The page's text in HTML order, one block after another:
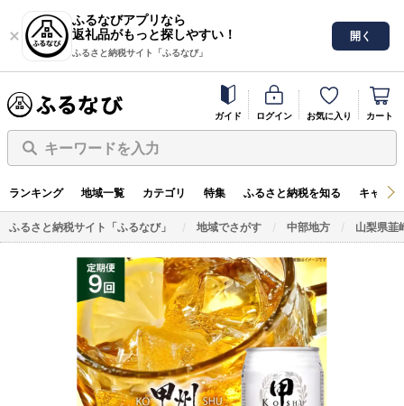
ふるなびアプリなら
返礼品がもっと探しやすい！
ふるさと納税サイト「ふるなび」
開く
ガイド ログイン お気に入り カート
キーワードを入力
ランキング 地域一覧 カテゴリ 特集 ふるさと納税を知る キャン
ふるさと納税サイト「ふるなび」 地域でさがす 中部地方 山梨県韮